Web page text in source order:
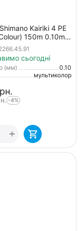
Kairiki 4 PE
150m 0.10mm
сьогодні
(мм)
0.10
мультиколор
-4%
+